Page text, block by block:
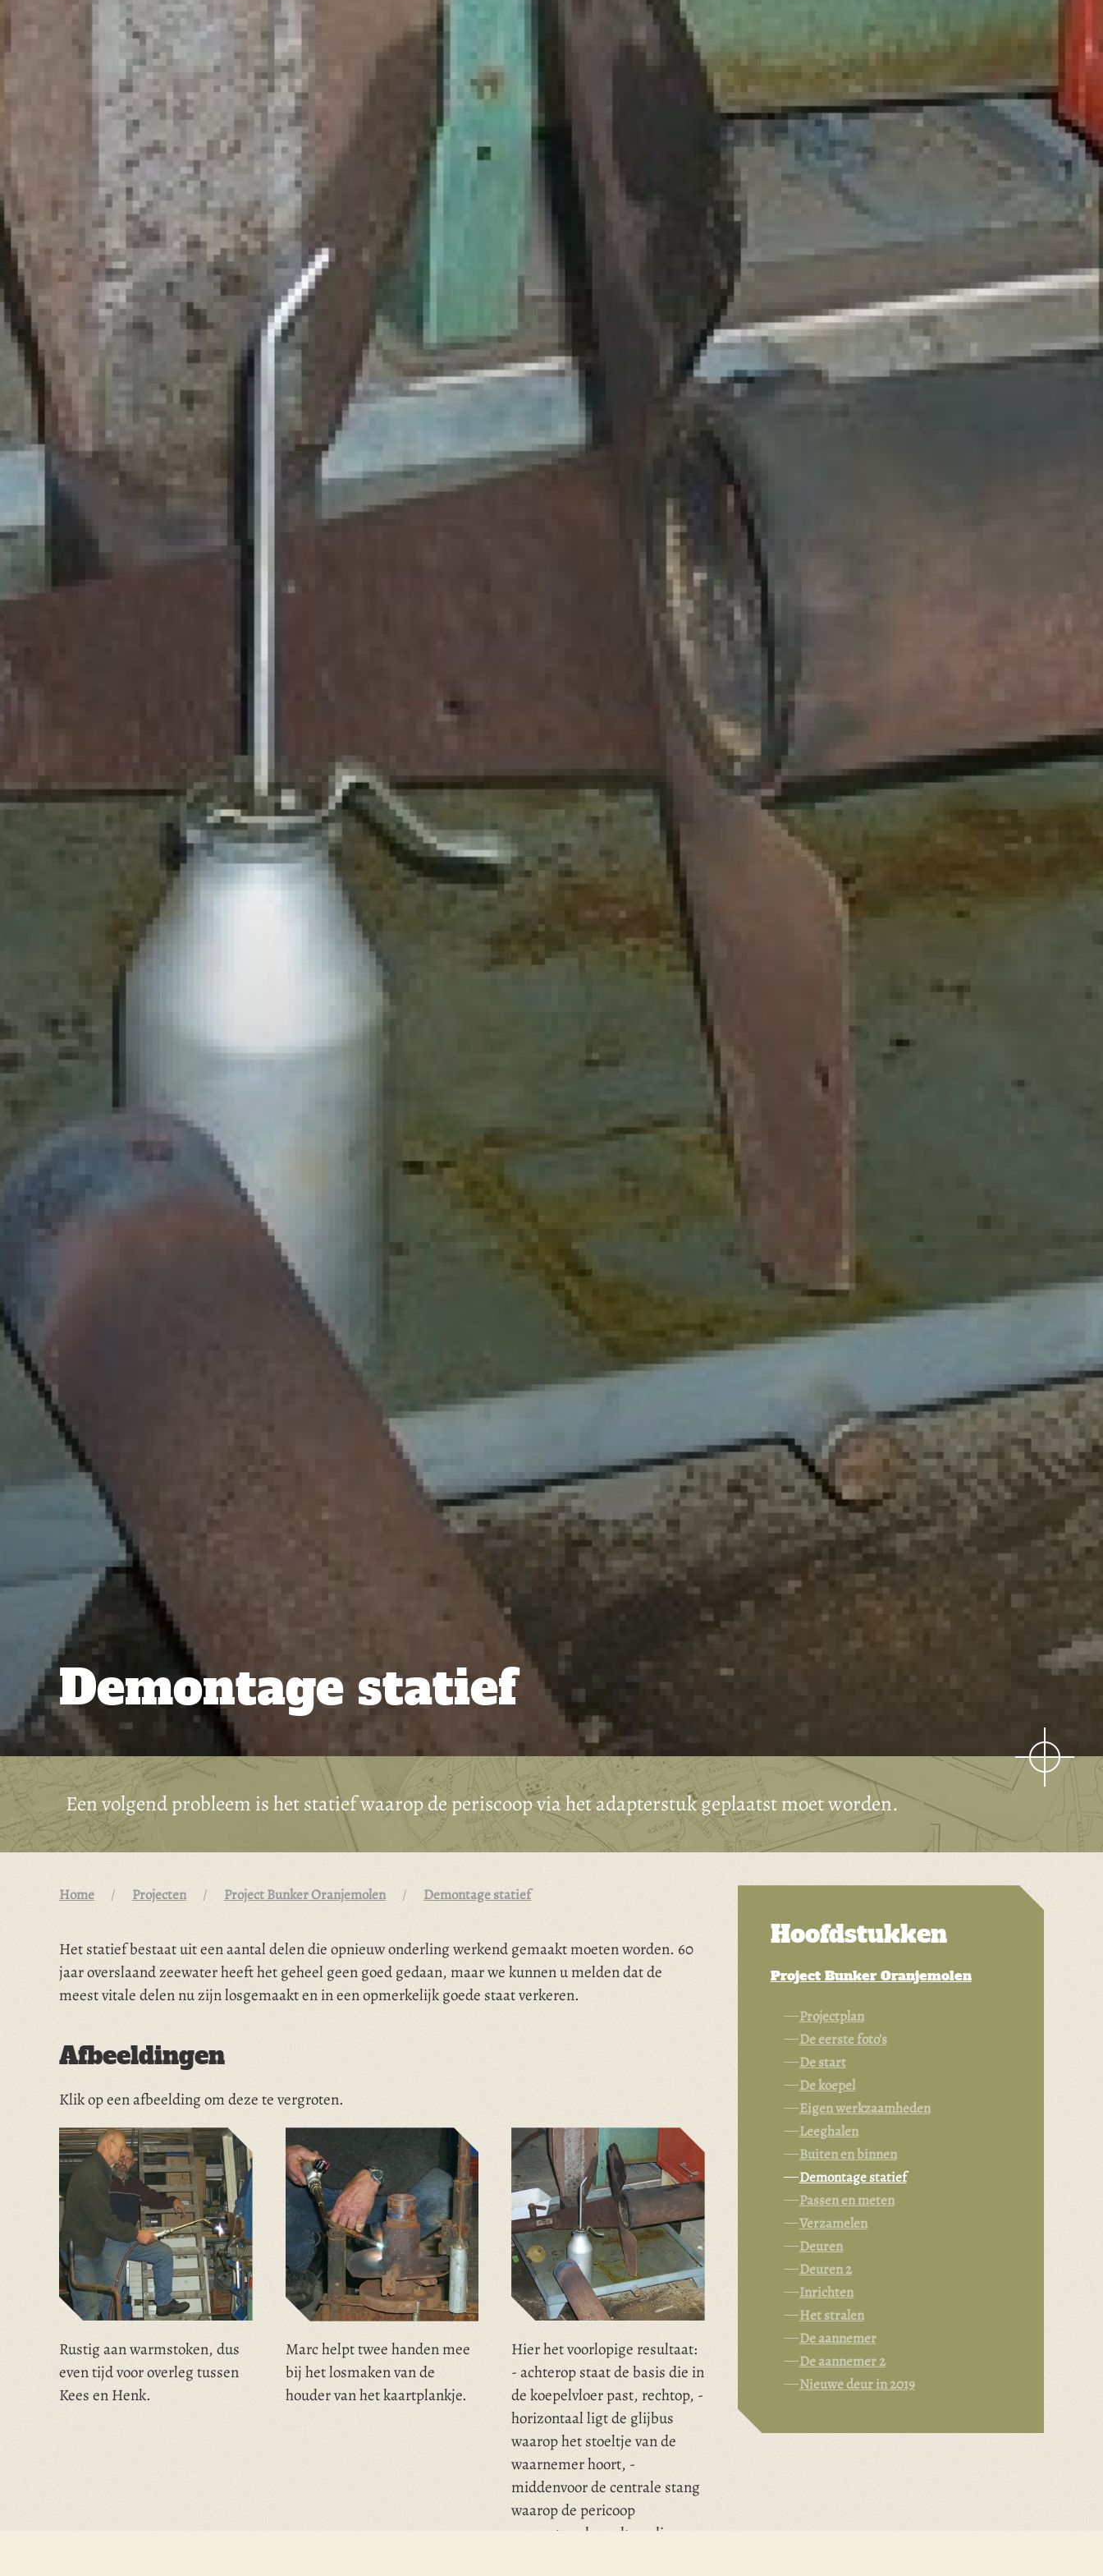
Demontage statief
Een volgend probleem is het statief waarop de periscoop via het adapterstuk geplaatst moet worden.
Hoofdstukken
Project Bunker Oranjemolen
Projectplan
De eerste foto's
De start
De koepel
Eigen werkzaamheden
Leeghalen
Buiten en binnen
Demontage statief
Passen en meten
Verzamelen
Deuren
Deuren 2
Inrichten
Het stralen
De aannemer
De aannemer 2
Nieuwe deur in 2019
Home Projecten Project Bunker Oranjemolen Demontage statief
Het statief bestaat uit een aantal delen die opnieuw onderling werkend gemaakt moeten worden. 60
jaar overslaand zeewater heeft het geheel geen goed gedaan, maar we kunnen u melden dat de
meest vitale delen nu zijn losgemaakt en in een opmerkelijk goede staat verkeren.
Afbeeldingen
Klik op een afbeelding om deze te vergroten.
Rustig aan warmstoken, dus
even tijd voor overleg tussen
Kees en Henk.
Marc helpt twee handen mee
bij het losmaken van de
houder van het kaartplankje.
Hier het voorlopige resultaat:
- achterop staat de basis die in
de koepelvloer past, rechtop, -
horizontaal ligt de glijbus
waarop het stoeltje van de
waarnemer hoort, -
middenvoor de centrale stang
waarop de pericoop
gemonteerd wordt en die op